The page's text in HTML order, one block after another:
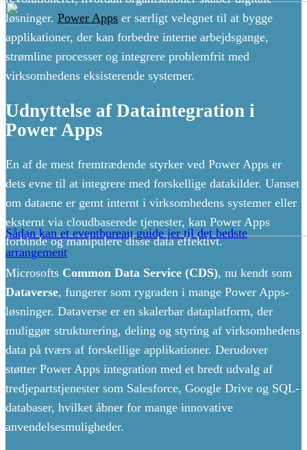
Sådan kan et eventbureau guide jer til det bedste
arrangement
løsninger. Power Apps er særligt velegnet til at bygge
applikationer, der kan forbedre interne arbejdsgange,
strømline processer og integrere problemfrit med
virksomhedens eksisterende systemer.
Udnyttelse af Dataintegration i
Power Apps
En af de mest fremtrædende styrker ved Power Apps er
dets evne til at integrere med forskellige datakilder. Uanset
om dataene er gemt internt i virksomhedens systemer eller
eksternt via cloudbaserede tjenester, kan Power Apps
forbinde og manipulere disse data effektivt.
Microsofts Common Data Service (CDS), nu kendt som
Dataverse, fungerer som rygraden i mange Power Apps-
løsninger. Dataverse er en skalerbar dataplatform, der
muliggør strukturering, deling og styring af virksomhedens
data på tværs af forskellige applikationer. Derudover
støtter Power Apps integration med et bredt udvalg af
tredjepartstjenester som Salesforce, Google Drive og SQL-
databaser, hvilket åbner for mange innovative
anvendelsesmuligheder.